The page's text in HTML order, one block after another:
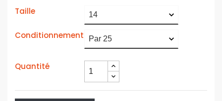
Taille
Conditionnement
Quantité